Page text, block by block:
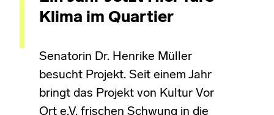
Klima im Quartier
Senatorin Dr. Henrike Müller
besucht Projekt. Seit einem Jahr
bringt das Projekt von Kultur Vor
Ort e.V. frischen Schwung in die